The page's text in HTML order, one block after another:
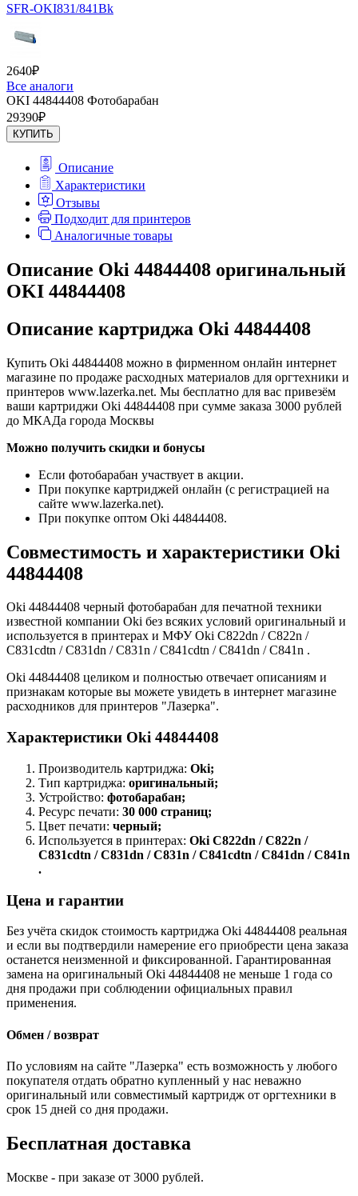
SFR-OKI831/841Bk
2640₽
Все аналоги
OKI 44844408 Фотобарабан
29390₽
КУПИТЬ
Описание
Характеристики
Отзывы
Подходит для принтеров
Аналогичные товары
Описание Oki 44844408 оригинальный
OKI 44844408
Описание картриджа Oki 44844408
Купить Oki 44844408 можно в фирменном онлайн интернет
магазине по продаже расходных материалов для оргтехники и
принтеров www.lazerka.net. Мы бесплатно для вас привезём
ваши картриджи Oki 44844408 при сумме заказа 3000 рублей
до МКАДа города Москвы
Можно получить скидки и бонусы
Если фотобарабан участвует в акции.
При покупке картриджей онлайн (с регистрацией на
сайте www.lazerka.net).
При покупке оптом Oki 44844408.
Совместимость и характеристики Oki
44844408
Oki 44844408 черный фотобарабан для печатной техники
известной компании Oki без всяких условий оригинальный и
используется в принтерах и МФУ Oki C822dn / C822n /
C831cdtn / C831dn / C831n / C841cdtn / C841dn / C841n .
Oki 44844408 целиком и полностью отвечает описаниям и
признакам которые вы можете увидеть в интернет магазине
расходников для принтеров "Лазерка".
Характеристики Oki 44844408
Производитель картриджа: Oki;
Тип картриджа: оригинальный;
Устройство: фотобарабан;
Ресурс печати: 30 000 страниц;
Цвет печати: черный;
Используется в принтерах: Oki C822dn / C822n /
C831cdtn / C831dn / C831n / C841cdtn / C841dn / C841n
.
Цена и гарантии
Без учёта скидок стоимость картриджа Oki 44844408 реальная
и если вы подтвердили намерение его приобрести цена заказа
останется неизменной и фиксированной. Гарантированная
замена на оригинальный Oki 44844408 не меньше 1 года со
дня продажи при соблюдении официальных правил
применения.
Обмен / возврат
По условиям на сайте "Лазерка" есть возможность у любого
покупателя отдать обратно купленный у нас неважно
оригинальный или совместимый картридж от оргтехники в
срок 15 дней со дня продажи.
Бесплатная доставка
Москве - при заказе от 3000 рублей.